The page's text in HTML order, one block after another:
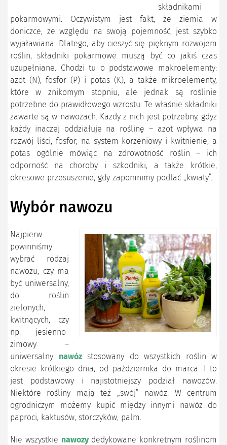
składnikami
pokarmowymi. Oczywistym jest fakt, że ziemia w
doniczce, ze względu na swoją pojemność, jest szybko
wyjaławiana. Dlatego, aby cieszyć się pięknym rozwojem
roślin, składniki pokarmowe muszą być co jakiś czas
uzupełniane. Chodzi tu o podstawowe makroelementy:
azot (N), fosfor (P) i potas (K), a także mikroelementy,
które w znikomym stopniu, ale jednak są roślinie
potrzebne do prawidłowego wzrostu. Te właśnie składniki
zawarte są w nawozach. Każdy z nich jest potrzebny, gdyż
każdy inaczej oddziałuje na roślinę – azot wpływa na
rozwój liści, fosfor, na system korzeniowy i kwitnienie, a
potas ogólnie mówiąc na zdrowotność roślin – ich
odporność na choroby i szkodniki, a także krótkie,
okresowe przesuszenie, gdy zapomnimy podlać „kwiaty”.
Wybór nawozu
Najpierw
powinniśmy
wybrać rodzaj
nawozu, czy ma
być uniwersalny,
do roślin
zielonych,
kwitnących, czy
np. jesienno-
zimowy –
uniwersalny nawózstosowany do wszystkich roślin w
okresie krótkiego dnia, od października do marca. I to
jest podstawowy i najistotniejszy podział nawozów.
Niektóre rośliny mają też „swój” nawóz. W centrum
ogrodniczym możemy kupić między innymi nawóz do
paproci, kaktusów, storczyków, palm.
Nie wszystkie nawozydedykowane konkretnym roślinom